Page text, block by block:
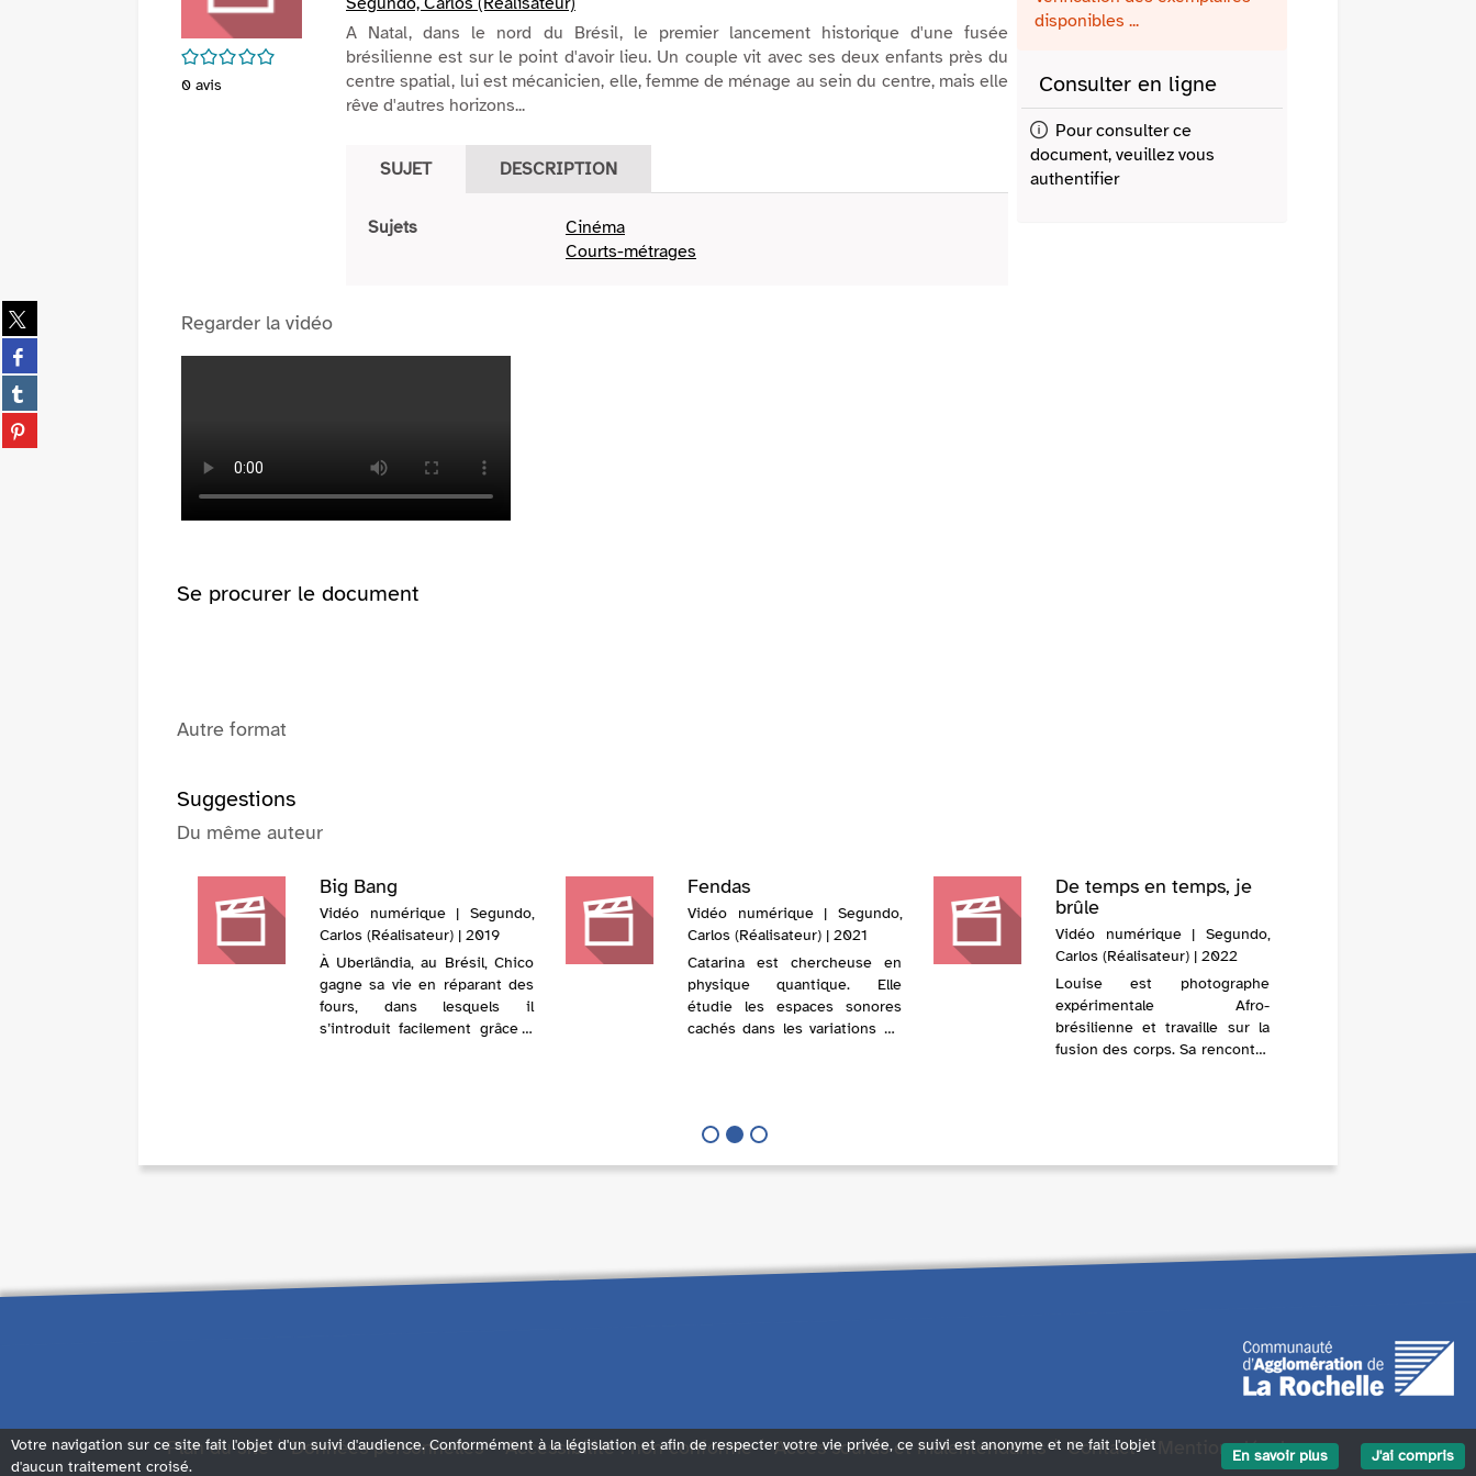
Partager
sur
twitter
(Nouvelle
fenêtre)
Partager
sur
facebook
(Nouvelle
fenêtre)
Partager
sur
tumblr
Partager
sur
/5
0 avis
A Natal, dans le nord du Brésil, le premier lancement historique d'une fusée
brésilienne est sur le point d'avoir lieu. Un couple vit avec ses deux enfants près du
centre spatial, lui est mécanicien, elle, femme de ménage au sein du centre, mais elle
rêve d'autres horizons...
SUJET DESCRIPTION
Sujets
Cinéma
Courts-métrages
Regarder la vidéo
disponibles ...
Consulter en ligne
Pour consulter ce
document, veuillez vous
authentifier
Se procurer le document
Autre format
Suggestions
Du même auteur
Fendas
Vidéo numérique | Segundo,
Carlos (Réalisateur) | 2021
Catarina est chercheuse en
physique quantique. Elle
étudie les espaces sonores
cachés dans les variations de
sonore, qui ...
De temps en temps, je
brûle
Vidéo numérique | Segundo,
Carlos (Réalisateur) | 2022
Louise est photographe
expérimentale Afro-
brésilienne et travaille sur la
fusion des corps. Sa rencontre
Big Bang
Vidéo numérique | Segundo,
Carlos (Réalisateur) | 2019
À Uberlândia, au Brésil, Chico
gagne sa vie en réparant des
fours, dans lesquels il
s’introduit facilement grâce à
Plan du site Données personnelles Accessibilité : non conforme Accès sourds et malentendants Contact Mentions légales
Votre navigation sur ce site fait l'objet d'un suivi d'audience. Conformément à la législation et afin de respecter votre vie privée, ce suivi est anonyme et ne fait l'objet
d'aucun traitement croisé.
En savoir plus J'ai compris